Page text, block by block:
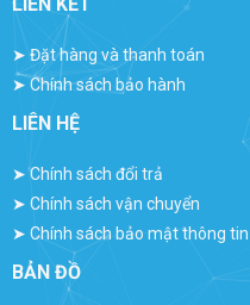
LIÊN KẾT
➤ Đặt hàng và thanh toán
➤Chính sách bảo hành
LIÊN HỆ
➤Chính sách đổi trả
➤ Chính sách vận chuyển
➤ Chính sách bảo mật thông tin
BẢN ĐỒ